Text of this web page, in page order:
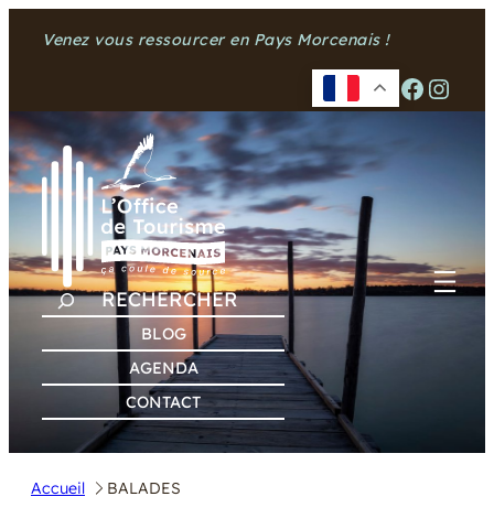
Venez vous ressourcer en Pays Morcenais !
Facebook Instagram
R
C
H
H
BLOG
AGENDA
CONTACT
Accueil BALADES